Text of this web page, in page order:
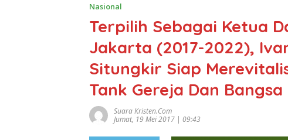
Nasional
Terpilih Sebagai Ketua
Jakarta (2017-2022),
Situngkir Siap
Tank Gereja Dan Bangsa
Suara Kristen.com
Jumat, 19 Mei 2017 | 09:43